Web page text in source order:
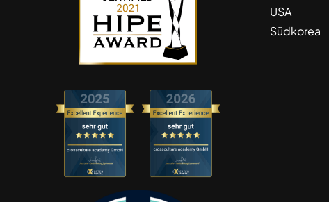
USA
Südkorea